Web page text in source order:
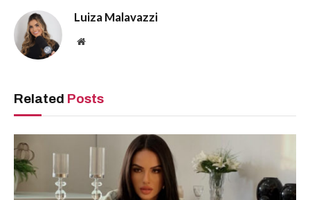
Luiza Malavazzi
Website
Related Posts